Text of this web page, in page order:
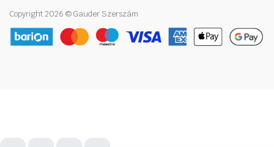
Copyright 2026 © Gauder Szerszám